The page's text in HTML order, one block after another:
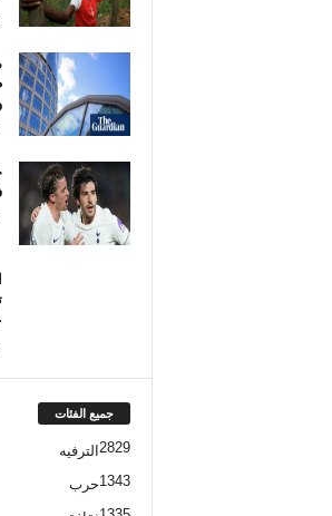
جميع الفئات
الترفيه 2829
حرب1343